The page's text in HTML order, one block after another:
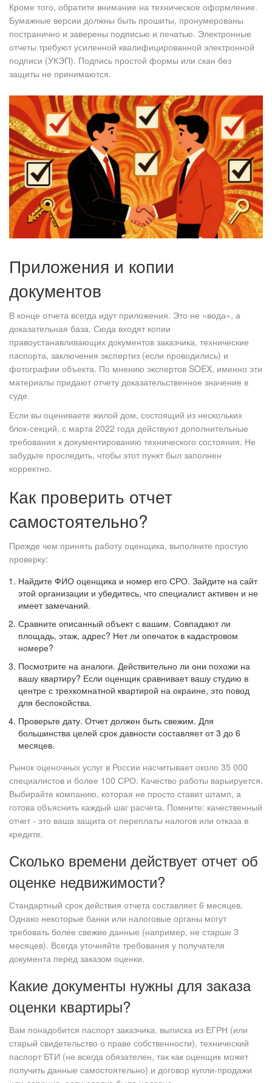
Кроме того, обратите внимание на техническое оформление.
Бумажные версии должны быть прошиты, пронумерованы
постранично и заверены подписью и печатью. Электронные
отчеты требуют усиленной квалифицированной электронной
подписи (УКЭП). Подпись простой формы или скан без
защиты не принимаются.
Приложения и копии
документов
В конце отчета всегда идут приложения. Это не «вода», а
доказательная база. Сюда входят копии
правоустанавливающих документов заказчика, технические
паспорта, заключения экспертиз (если проводились) и
фотографии объекта. По мнению экспертов SOEX, именно эти
материалы придают отчету доказательственное значение в
суде.
Если вы оцениваете жилой дом, состоящий из нескольких
блок-секций, с марта 2022 года действуют дополнительные
требования к документированию технического состояния. Не
забудьте проследить, чтобы этот пункт был заполнен
корректно.
Как проверить отчет
самостоятельно?
Прежде чем принять работу оценщика, выполните простую
проверку:
Найдите ФИО оценщика и номер его СРО. Зайдите на сайт
этой организации и убедитесь, что специалист активен и не
имеет замечаний.
Сравните описанный объект с вашим. Совпадают ли
площадь, этаж, адрес? Нет ли опечаток в кадастровом
номере?
Посмотрите на аналоги. Действительно ли они похожи на
вашу квартиру? Если оценщик сравнивает вашу студию в
центре с трехкомнатной квартирой на окраине, это повод
для беспокойства.
Проверьте дату. Отчет должен быть свежим. Для
большинства целей срок давности составляет от 3 до 6
месяцев.
Рынок оценочных услуг в России насчитывает около 35 000
специалистов и более 100 СРО. Качество работы варьируется.
Выбирайте компанию, которая не просто ставит штамп, а
готова объяснить каждый шаг расчета. Помните: качественный
отчет - это ваша защита от переплаты налогов или отказа в
кредите.
Сколько времени действует отчет об
оценке недвижимости?
Стандартный срок действия отчета составляет 6 месяцев.
Однако некоторые банки или налоговые органы могут
требовать более свежие данные (например, не старше 3
месяцев). Всегда уточняйте требования у получателя
документа перед заказом оценки.
Какие документы нужны для заказа
оценки квартиры?
Вам понадобится паспорт заказчика, выписка из ЕГРН (или
старый свидетельство о праве собственности), технический
паспорт БТИ (не всегда обязателен, так как оценщик может
получить данные самостоятельно) и договор купли-продажи